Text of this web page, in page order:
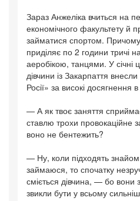
Зараз Анжеліка вчиться на
економічного факультету й
займатися спортом.
приділяє по 2 години тричі
аеробікою, танцями. У січні
дівчини із Закарпаття
Росії» за високі досягнення
— А як твоє заняття
ставлю трохи провокаційне
воно не бентежить?
— Ну, коли підходять
займаюся, то спочатку
сміється дівчина, — бо вони
звикли бути у всьому